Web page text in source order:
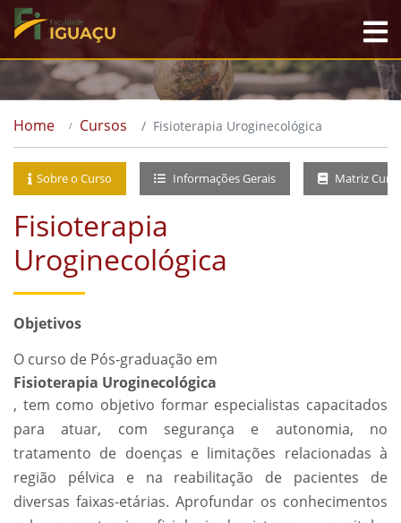
Home Cursos Fisioterapia Uroginecológica
Sobre o Curso Informações Gerais Matriz
Fisioterapia
Uroginecológica
Objetivos
O curso de Pós-graduação em
Fisioterapia Uroginecológica
, tem como objetivo formar especialistas capacitados
para atuar, com segurança e autonomia, no
tratamento de doenças e limitações relacionadas à
região pélvica e na reabilitação de pacientes de
diversas faixas-etárias. Aprofundar os conhecimentos